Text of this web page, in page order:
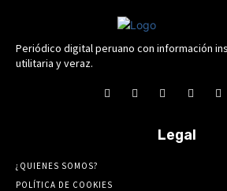
Periódico digital peruano con información
utilitaria y veraz.
Legal
¿QUIENES SOMOS?
POLÍTICA DE COOKIES